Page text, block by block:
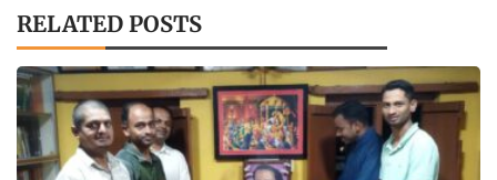
RELATED POSTS